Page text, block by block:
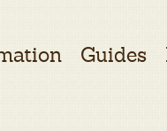
Guides